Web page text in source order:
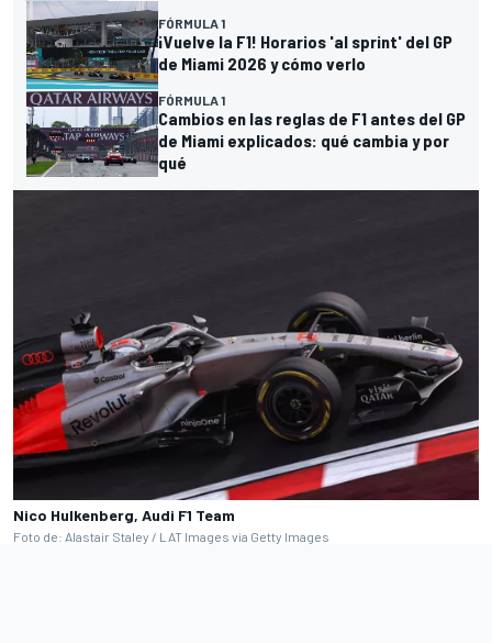
FÓRMULA 1
¡Vuelve la F1! Horarios 'al sprint' del GP
de Miami 2026 y cómo verlo
FÓRMULA 1
Cambios en las reglas de F1 antes del GP
de Miami explicados: qué cambia y por
qué
Nico Hulkenberg, Audi F1 Team
Foto de: Alastair Staley / LAT Images via Getty Images